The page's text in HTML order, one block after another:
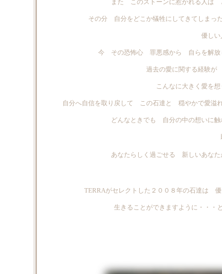
また このストーンに惹かれる人は
その分 自分をどこか犠牲にしてきてしまっ
優しい
今 その恐怖心 罪悪感から 自らを解放
過去の愛に関する経験が
こんなに大きく愛を
自分へ自信を取り戻して この石達と 穏やかで愛溢
どんなときでも 自分の中の想いに
あなたらしく過ごせる 新しいあなた
TERRAがセレクトした２００８年の石達は
生きることができますように・・・